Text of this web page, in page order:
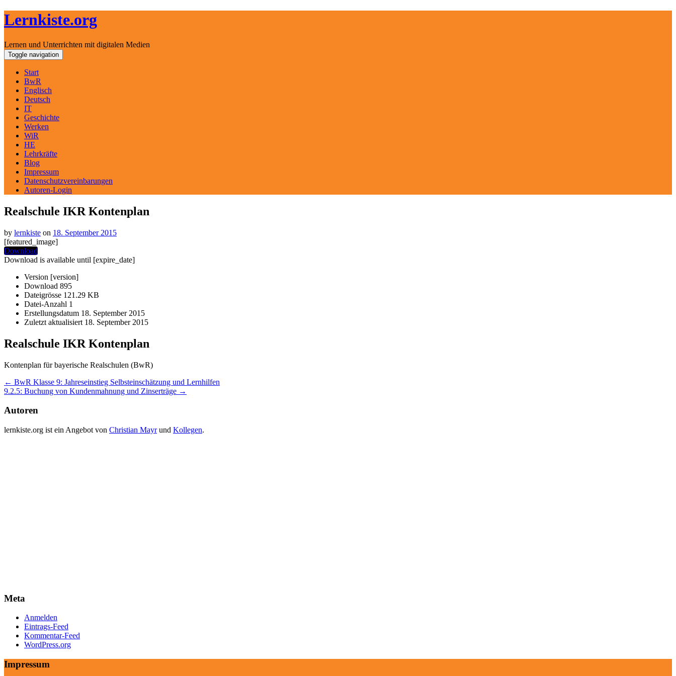
Lernkiste.org
Lernen und Unterrichten mit digitalen Medien
Skip
to
content
Toggle navigation
Start
BwR
Englisch
Deutsch
IT
Geschichte
Werken
WiR
HE
Lehrkräfte
Blog
Impressum
Datenschutzvereinbarungen
Autoren-Login
Realschule IKR Kontenplan
by lernkiste on 18. September 2015
[featured_image]
Download
Download is available until [expire_date]
Version [version]
Download 895
Dateigrösse 121.29 KB
Datei-Anzahl 1
Erstellungsdatum 18. September 2015
Zuletzt aktualisiert 18. September 2015
Realschule IKR Kontenplan
Kontenplan für bayerische Realschulen (BwR)
Post
navigation
← BwR Klasse 9: Jahreseinstieg Selbsteinschätzung und Lernhilfen
9.2.5: Buchung von Kundenmahnung und Zinserträge →
Autoren
lernkiste.org ist ein Angebot von Christian Mayrund Kollegen.
Meta
Anmelden
Eintrags-Feed
Kommentar-Feed
WordPress.org
Impressum